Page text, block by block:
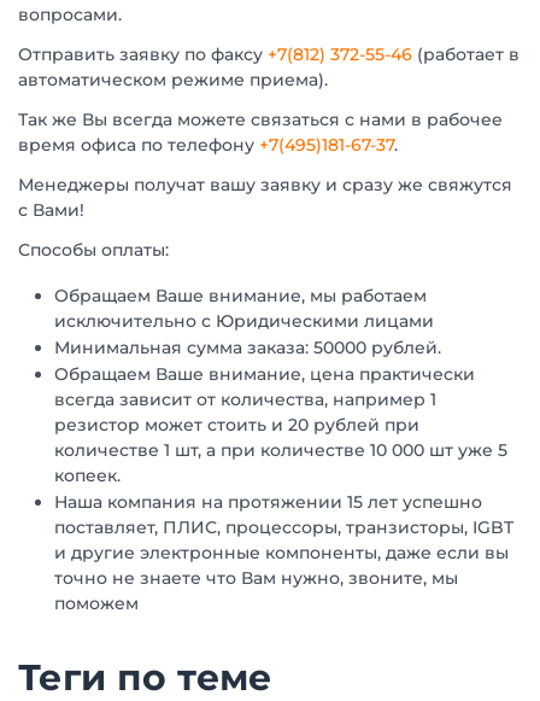
вопросами.
Отправить заявку по факсу +7(812) 372-55-46 (работает в
автоматическом режиме приема).
Так же Вы всегда можете связаться с нами в рабочее
время офиса по телефону +7(495)181-67-37.
Менеджеры получат вашу заявку и сразу же свяжутся
с Вами!
Способы оплаты:
Обращаем Ваше внимание, мы работаем
исключительно с Юридическими лицами
Минимальная сумма заказа: 50000 рублей.
Обращаем Ваше внимание, цена практически
всегда зависит от количества, например 1
резистор может стоить и 20 рублей при
количестве 1 шт, а при количестве 10 000 шт уже 5
копеек.
Наша компания на протяжении 15 лет успешно
поставляет, ПЛИС, процессоры, транзисторы, IGBT
и другие электронные компоненты, даже если вы
точно не знаете что Вам нужно, звоните, мы
поможем
Теги по теме